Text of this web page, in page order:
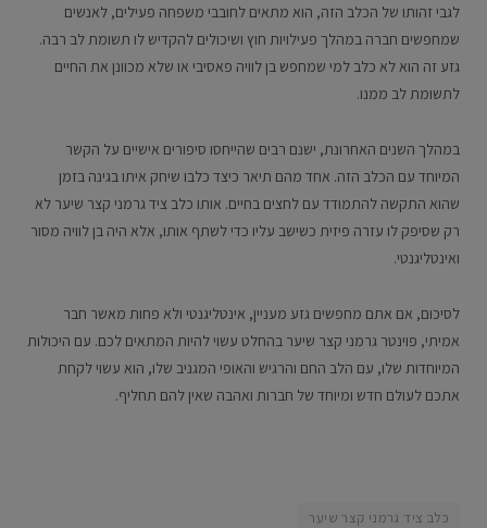
לגבי זהותו של הכלב הזה, הוא מתאים לחובבי משפחה פעילים, לאנשים
שמחפשים חברה במהלך פעילויות חוץ ושיכולים להקדיש לו תשומת לב רבה.
גזע זה הוא לא כלב למי שמחפש בן לוויה פאסיבי או שלא מכוונן את החיים
לתשומת לב ממנו.
במהלך השנים האחרונת, ישנם רבים שהייחסו סיפורים אישיים על הקשר
המיוחד עם הכלב הזה. אחד מהם תיאר כיצד כלבו שיחק איתו בגינה בזמן
שהוא התקשה להתמודד עם לחצים בחיים. אותו כלב ציד גרמני קצר שיער לא
רק שסיפק לו עזרה פיזית כשישב עליו כדי לשתף אותו, אלא היה בן לוויה מסור
ואינטליגנטי.
לסיכום, אם אתם מחפשים גזע מעניין, אינטליגנטי ולא פחות מאשר חבר
אמיתי, פוינטר גרמני קצר שיער בהחלט עשוי להיות המתאים לכם. עם היכולות
המיוחדות שלו, עם הלב החם והרגיש והאופי המגניב שלו, הוא עשוי לקחת
אתכם לעולם חדש ומיוחד של חברות ואהבה שאין להם תחליף.
כלב ציד גרמני קצר שיער